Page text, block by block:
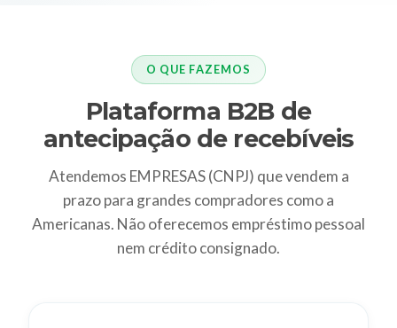
O QUE FAZEMOS
Plataforma B2B de
antecipação de recebíveis
Atendemos EMPRESAS (CNPJ) que vendem a
prazo para grandes compradores como a
Americanas. Não oferecemos empréstimo pessoal
nem crédito consignado.